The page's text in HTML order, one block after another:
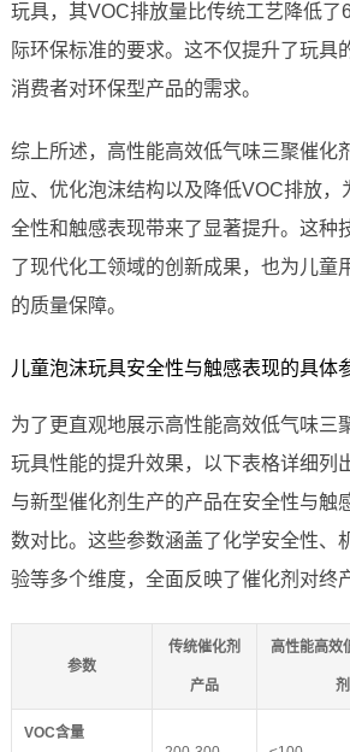
玩具，其VOC排放量比传统工艺降低了
际环保标准的要求。这不仅提升了玩具
消费者对环保型产品的需求。
综上所述，高性能高效低气味三聚催化
应、优化泡沫结构以及降低VOC排放，
全性和触感表现带来了显著提升。这种
了现代化工领域的创新成果，也为儿童
的质量保障。
儿童泡沫玩具安全性与触感表现的具体
为了更直观地展示高性能高效低气味三
玩具性能的提升效果，以下表格详细列
与新型催化剂生产的产品在安全性与触
数对比。这些参数涵盖了化学安全性、
验等多个维度，全面反映了催化剂对终
参数
传统催化剂
产品
高性能高效
VOC含量